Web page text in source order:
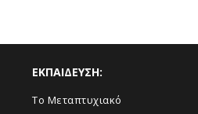
ΕΚΠΑΙΔΕΥΣΗ:
Το Μεταπτυχιακό